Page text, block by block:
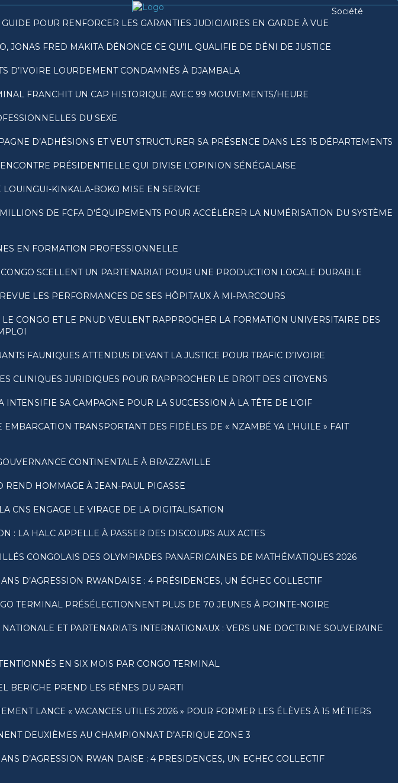
Société
GUIDE POUR RENFORCER LES GARANTIES JUDICIAIRES EN GARDE À VUE
JONAS FRED MAKITA DÉNONCE CE QU’IL QUALIFIE DE DÉNI DE JUSTICE
D’IVOIRE LOURDEMENT CONDAMNÉS À DJAMBALA
FRANCHIT UN CAP HISTORIQUE AVEC 99 MOUVEMENTS/HEURE
DU SEXE
D’ADHÉSIONS ET VEUT STRUCTURER SA PRÉSENCE DANS LES 15 DÉPARTEMENTS
PRÉSIDENTIELLE QUI DIVISE L’OPINION SÉNÉGALAISE
KINKALA-BOKO MISE EN SERVICE
DE FCFA D’ÉQUIPEMENTS POUR ACCÉLÉRER LA NUMÉRISATION DU SYSTÈME
EN FORMATION PROFESSIONNELLE
CONGO SCELLENT UN PARTENARIAT POUR UNE PRODUCTION LOCALE DURABLE
LES PERFORMANCES DE SES HÔPITAUX À MI-PARCOURS
CONGO ET LE PNUD VEULENT RAPPROCHER LA FORMATION UNIVERSITAIRE DES
FAUNIQUES ATTENDUS DEVANT LA JUSTICE POUR TRAFIC D’IVOIRE
CLINIQUES JURIDIQUES POUR RAPPROCHER LE DROIT DES CITOYENS
SA CAMPAGNE POUR LA SUCCESSION À LA TÊTE DE L’OIF
TRANSPORTANT DES FIDÈLES DE « NZAMBÉ YA L’HUILE » FAIT
CONTINENTALE À BRAZZAVILLE
REND HOMMAGE À JEAN-PAUL PIGASSE
CNS ENGAGE LE VIRAGE DE LA DIGITALISATION
: LA HALC APPELLE À PASSER DES DISCOURS AUX ACTES
CONGOLAIS DES OLYMPIADES PANAFRICAINES DE MATHÉMATIQUES 2026
D’AGRESSION RWANDAISE : 4 PRÉSIDENCES, UN ÉCHEC COLLECTIF
TERMINAL PRÉSÉLECTIONNENT PLUS DE 70 JEUNES À POINTE-NOIRE
ET PARTENARIATS INTERNATIONAUX : VERS UNE DOCTRINE SOUVERAINE
EN SIX MOIS PAR CONGO TERMINAL
BERICHE PREND LES RÊNES DU PARTI
LANCE « VACANCES UTILES 2026 » POUR FORMER LES ÉLÈVES À 15 MÉTIERS
DEUXIÈMES AU CHAMPIONNAT D’AFRIQUE ZONE 3
D’AGRESSION RWAN DAISE : 4 PRESIDENCES, UN ECHEC COLLECTIF